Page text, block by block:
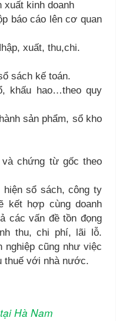
xuất kinh doanh
báo cáo lên cơ quan
xuất, thu,chi.
sách kế toán.
khấu hao…theo quy
sản phẩm, sổ kho
chứng từ gốc theo
sổ sách, công ty
kết hợp cùng doanh
các vấn đề tồn đọng
thu, chi phí, lãi lỗ.
nghiệp cũng như việc
thuế với nhà nước.
Hà Nam